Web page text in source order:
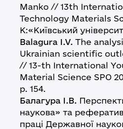
Manko // 13th
Technology Materials
K:«Київський
Balagura I.V. The
Ukrainian scientific
// 13-th International
Material Science SPO
p. 154.
Балагура І.В.
наукова» та
праці Державної